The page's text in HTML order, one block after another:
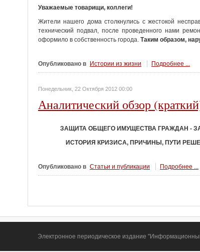
Уважаемые товарищи, коллеги!
Жители нашего дома столкнулись с жестокой
технический подвал, после проведенного нами
оформило в собственность города. Таким образом,
Опубликовано в Истории из жизни Подробнее ...
Понедельник, 22 Октября 2012 00:00
Аналитический обзор
ЗАЩИТА ОБЩЕГО ИМУЩЕСТВА ГРАЖДАН -
ИСТОРИЯ КРИЗИСА, ПРИЧИНЫ, ПУТИ
Опубликовано в Статьи и публикации Подробнее ...
Электронное периодическое издание